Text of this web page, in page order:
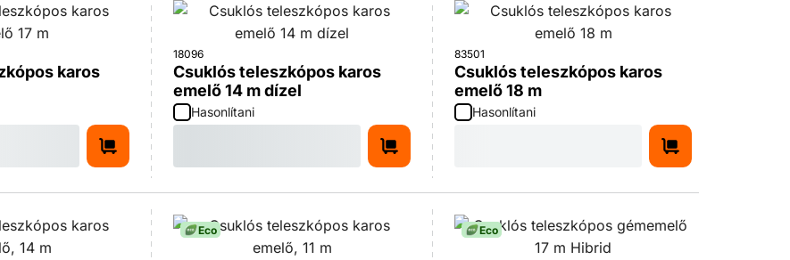
karos
18096
Csuklós teleszkópos karos
emelő 14 m dízel
Hasonlítani
83501
Csuklós teleszkópos karos
emelő 18 m
Hasonlítani
Eco Eco